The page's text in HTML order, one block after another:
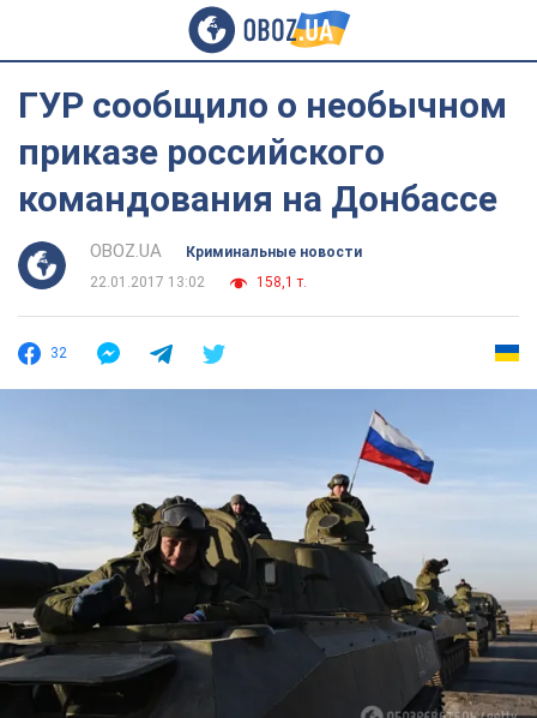
ГУР сообщило о необычном
приказе российского
командования на Донбассе
OBOZ.UA
Криминальные новости
22.01.2017 13:02
158,1 т.
32